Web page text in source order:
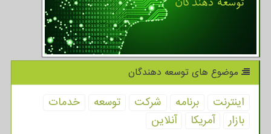
موضوع های توسعه دهندگان
اینترنت برنامه شركت توسعه
خدمات
بازار
آمریكا آنلاین